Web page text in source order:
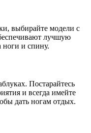
выбирайте модели с
лучшую
ноги и спину.
Постарайтесь
и всегда имейте
дать ногам отдых.